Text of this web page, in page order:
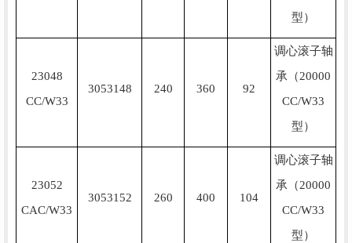
型）
23048
CC/W33
3053148 240 360 92
调心滚子轴
承（20000
CC/W33
型）
23052
CAC/W33
3053152 260 400 104
调心滚子轴
承（20000
CC/W33
型）